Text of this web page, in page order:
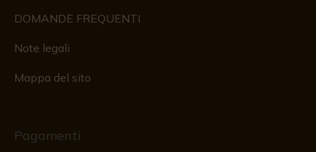
DOMANDE FREQUENTI
Note legali
Mappa del sito
Pagamenti